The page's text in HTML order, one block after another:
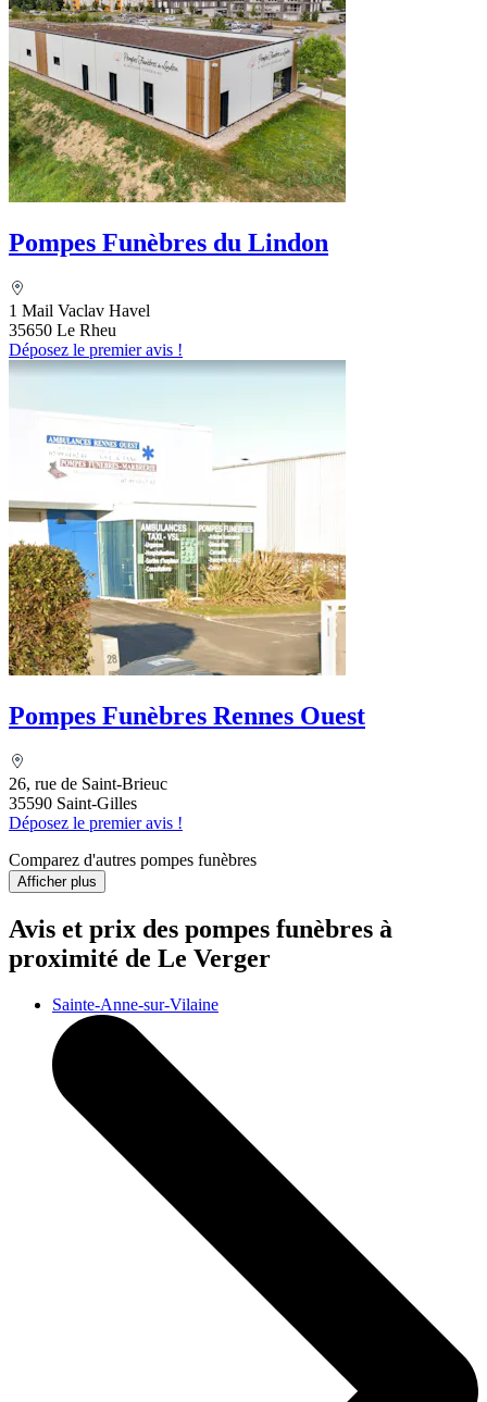
Pompes Funèbres du Lindon
1 Mail Vaclav Havel
35650 Le Rheu
Déposez le premier avis !
Pompes Funèbres Rennes Ouest
26, rue de Saint-Brieuc
35590 Saint-Gilles
Déposez le premier avis !
Comparez d'autres pompes funèbres
Afficher plus
Avis et prix des pompes funèbres à
proximité de Le Verger
Sainte-Anne-sur-Vilaine